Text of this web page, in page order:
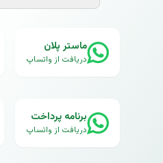
ماستر پلان
دریافت از واتساپ
برنامه پرداخت
دریافت از واتساپ